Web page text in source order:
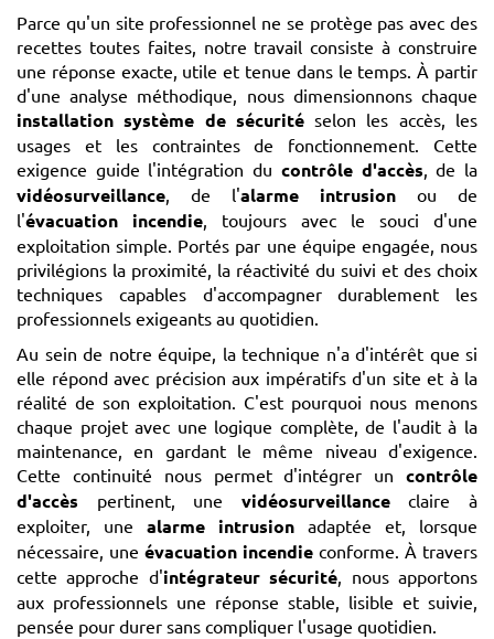
Parce qu'un site professionnel ne se protège pas avec des
recettes toutes faites, notre travail consiste à construire
une réponse exacte, utile et tenue dans le temps. À partir
d'une analyse méthodique, nous dimensionnons chaque
installation système de sécuritéselon les accès, les
usages et les contraintes de fonctionnement. Cette
exigence guide l'intégration du contrôle d'accès, de la
vidéosurveillance, de l'alarme intrusion ou de
l'évacuation incendie, toujours avec le souci d'une
exploitation simple. Portés par une équipe engagée, nous
privilégions la proximité, la réactivité du suivi et des choix
techniques capables d'accompagner durablement les
professionnels exigeants au quotidien.
Au sein de notre équipe, la technique n'a d'intérêt que si
elle répond avec précision aux impératifs d'un site et à la
réalité de son exploitation. C'est pourquoi nous menons
chaque projet avec une logique complète, de l'audit à la
maintenance, en gardant le même niveau d'exigence.
Cette continuité nous permet d'intégrer un contrôle
d'accès pertinent, une vidéosurveillanceclaire à
exploiter, une alarme intrusion adaptée et, lorsque
nécessaire, une évacuation incendie conforme. À travers
cette approche d'intégrateur sécurité, nous apportons
aux professionnels une réponse stable, lisible et suivie,
pensée pour durer sans compliquer l'usage quotidien.